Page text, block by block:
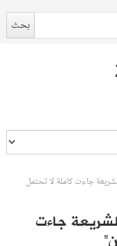
جاءت كاملة لا تحتمل
جاءت